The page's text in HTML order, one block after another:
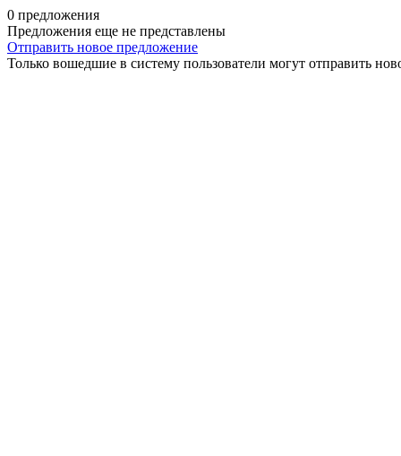
0 предложения
Предложения еще не представлены
Отправить новое предложение
Только вошедшие в систему пользователи могут отправить